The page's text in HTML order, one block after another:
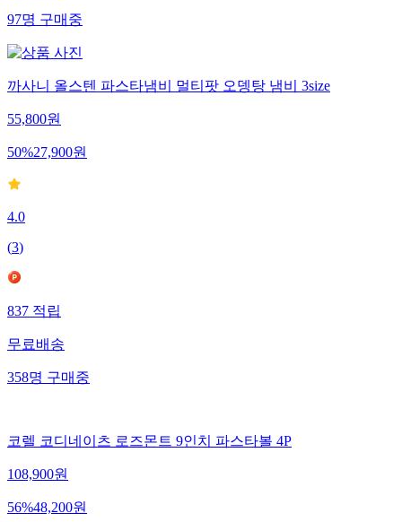
97명구매중
까사니 올스텐 파스타냄비 멀티팟 오뎅탕 냄비 3size
55,800원
50%27,900원
4.0
(3)
837적립
무료배송
358명구매중
코렐 코디네이츠 로즈몬트 9인치 파스타볼 4P
108,900원
56%48,200원